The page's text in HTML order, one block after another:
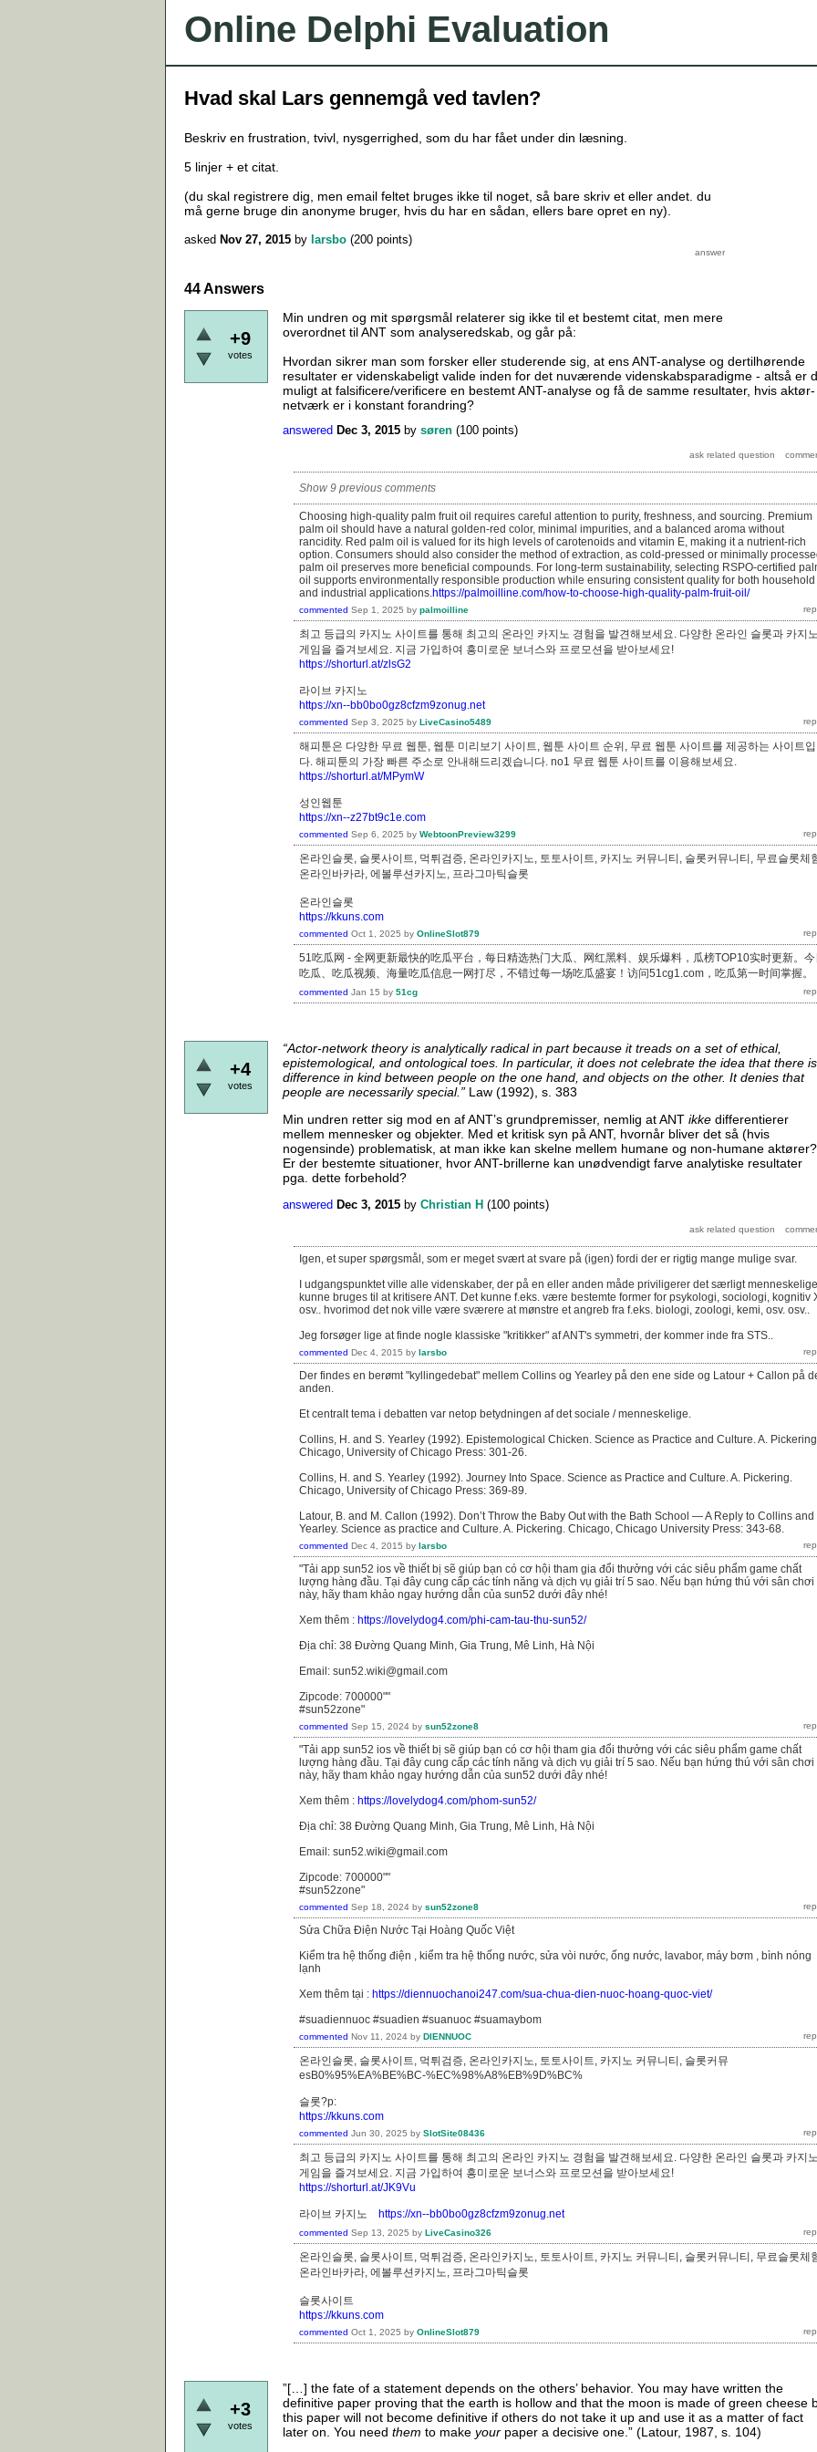
Online Delphi Evaluation
Hvad skal Lars gennemgå ved tavlen?
Beskriv en frustration, tvivl, nysgerrighed, som du har fået under din læsning.
5 linjer + et citat.
(du skal registrere dig, men email feltet bruges ikke til noget, så bare skriv et eller andet. du
må gerne bruge din anonyme bruger, hvis du har en sådan, ellers bare opret en ny).
asked Nov 27, 2015 by larsbo (200 points)
44 Answers
+9
votes
Min undren og mit spørgsmål relaterer sig ikke til et bestemt citat, men mere
overordnet til ANT som analyseredskab, og går på:
Hvordan sikrer man som forsker eller studerende sig, at ens ANT-analyse og dertilhørende
resultater er videnskabeligt valide inden for det nuværende videnskabsparadigme - altså er
muligt at falsificere/verificere en bestemt ANT-analyse og få de samme resultater, hvis aktør-
netværk er i konstant forandring?
answered Dec 3, 2015 by søren (100 points)
Show 9 previous comments
Choosing high-quality palm fruit oil requires careful attention to purity, freshness, and sourcing. Premium
palm oil should have a natural golden-red color, minimal impurities, and a balanced aroma without
rancidity. Red palm oil is valued for its high levels of carotenoids and vitamin E, making it a nutrient-rich
option. Consumers should also consider the method of extraction, as cold-pressed or minimally
palm oil preserves more beneficial compounds. For long-term sustainability, selecting RSPO-certified
oil supports environmentally responsible production while ensuring consistent quality for both household
and industrial applications. https://palmoilline.com/how-to-choose-high-quality-palm-fruit-oil/
commented Sep 1, 2025 by palmoilline
최고 등급의 카지노 사이트를 통해 최고의 온라인 카지노 경험을 발견해보세요. 다양한 온라인 슬롯과 카지노
게임을 즐겨보세요. 지금 가입하여 흥미로운 보너스와 프로모션을 받아보세요!
https://shorturl.at/zlsG2
라이브 카지노
https://xn--bb0bo0gz8cfzm9zonug.net
commented Sep 3, 2025 by LiveCasino5489
해피툰은 다양한 무료 웹툰, 웹툰 미리보기 사이트, 웹툰 사이트 순위, 무료 웹툰 사이트를 제공하는 사이트
다. 해피툰의 가장 빠른 주소로 안내해드리겠습니다. no1 무료 웹툰 사이트를 이용해보세요.
https://shorturl.at/MPymW
성인웹툰
https://xn--z27bt9c1e.com
commented Sep 6, 2025 by WebtoonPreview3299
온라인슬롯, 슬롯사이트, 먹튀검증, 온라인카지노, 토토사이트, 카지노 커뮤니티, 슬롯커뮤니티, 무료슬롯체
온라인바카라, 에볼루션카지노, 프라그마틱슬롯
온라인슬롯
https://kkuns.com
commented Oct 1, 2025 by OnlineSlot879
51吃瓜网 - 全网更新最快的吃瓜平台，每日精选热门大瓜、网红黑料、娱乐爆料，瓜榜TOP10实时更新。今
吃瓜、吃瓜视频、海量吃瓜信息一网打尽，不错过每一场吃瓜盛宴！访问51cg1.com，吃瓜第一时间掌握。
commented Jan 15 by 51cg
+4
votes
“Actor-network theory is analytically radical in part because it treads on a set of ethical,
epistemological, and ontological toes. In particular, it does not celebrate the idea that there
difference in kind between people on the one hand, and objects on the other. It denies that
people are necessarily special.” Law (1992), s. 383
Min undren retter sig mod en af ANT’s grundpremisser, nemlig at ANT ikke differentierer
mellem mennesker og objekter. Med et kritisk syn på ANT, hvornår bliver det så (hvis
nogensinde) problematisk, at man ikke kan skelne mellem humane og non-humane aktører?
Er der bestemte situationer, hvor ANT-brillerne kan unødvendigt farve analytiske resultater
pga. dette forbehold?
answered Dec 3, 2015 by Christian H (100 points)
Igen, et super spørgsmål, som er meget svært at svare på (igen) fordi der er rigtig mange mulige svar.
I udgangspunktet ville alle videnskaber, der på en eller anden måde priviligerer det særligt menneskelige
kunne bruges til at kritisere ANT. Det kunne f.eks. være bestemte former for psykologi, sociologi, kognitiv
osv.. hvorimod det nok ville være sværere at mønstre et angreb fra f.eks. biologi, zoologi, kemi, osv. osv..
Jeg forsøger lige at finde nogle klassiske "kritikker" af ANT's symmetri, der kommer inde fra STS..
commented Dec 4, 2015 by larsbo
Der findes en berømt "kyllingedebat" mellem Collins og Yearley på den ene side og Latour + Callon på
anden.
Et centralt tema i debatten var netop betydningen af det sociale / menneskelige.
Collins, H. and S. Yearley (1992). Epistemological Chicken. Science as Practice and Culture. A. Pickering.
Chicago, University of Chicago Press: 301-26.
Collins, H. and S. Yearley (1992). Journey Into Space. Science as Practice and Culture. A. Pickering.
Chicago, University of Chicago Press: 369-89.
Latour, B. and M. Callon (1992). Don’t Throw the Baby Out with the Bath School — A Reply to Collins and
Yearley. Science as practice and Culture. A. Pickering. Chicago, Chicago University Press: 343-68.
commented Dec 4, 2015 by larsbo
"Tải app sun52 ios về thiết bị sẽ giúp bạn có cơ hội tham gia đổi thưởng với các siêu phẩm game chất
lượng hàng đầu. Tại đây cung cấp các tính năng và dịch vụ giải trí 5 sao. Nếu bạn hứng thú với sân chơi
này, hãy tham khảo ngay hướng dẫn của sun52 dưới đây nhé!
Xem thêm : https://lovelydog4.com/phi-cam-tau-thu-sun52/
Địa chỉ: 38 Đường Quang Minh, Gia Trung, Mê Linh, Hà Nội
Email: sun52.wiki@gmail.com
Zipcode: 700000""
#sun52zone"
commented Sep 15, 2024 by sun52zone8
"Tải app sun52 ios về thiết bị sẽ giúp bạn có cơ hội tham gia đổi thưởng với các siêu phẩm game chất
lượng hàng đầu. Tại đây cung cấp các tính năng và dịch vụ giải trí 5 sao. Nếu bạn hứng thú với sân chơi
này, hãy tham khảo ngay hướng dẫn của sun52 dưới đây nhé!
Xem thêm : https://lovelydog4.com/phom-sun52/
Địa chỉ: 38 Đường Quang Minh, Gia Trung, Mê Linh, Hà Nội
Email: sun52.wiki@gmail.com
Zipcode: 700000""
#sun52zone"
commented Sep 18, 2024 by sun52zone8
Sửa Chữa Điện Nước Tại Hoàng Quốc Việt
Kiểm tra hệ thống điện , kiểm tra hệ thống nước, sửa vòi nước, ống nước, lavabor, máy bơm , bình nóng
lạnh
Xem thêm tại : https://diennuochanoi247.com/sua-chua-dien-nuoc-hoang-quoc-viet/
#suadiennuoc #suadien #suanuoc #suamaybom
commented Nov 11, 2024 by DIENNUOC
온라인슬롯, 슬롯사이트, 먹튀검증, 온라인카지노, 토토사이트, 카지노 커뮤니티, 슬롯커뮤
esB0%95%EA%BE%BC-%EC%98%A8%EB%9D%BC%
슬롯?p:
https://kkuns.com
commented Jun 30, 2025 by SlotSite08436
최고 등급의 카지노 사이트를 통해 최고의 온라인 카지노 경험을 발견해보세요. 다양한 온라인 슬롯과 카지노
게임을 즐겨보세요. 지금 가입하여 흥미로운 보너스와 프로모션을 받아보세요!
https://shorturl.at/JK9Vu
라이브 카지노 https://xn--bb0bo0gz8cfzm9zonug.net
commented Sep 13, 2025 by LiveCasino326
온라인슬롯, 슬롯사이트, 먹튀검증, 온라인카지노, 토토사이트, 카지노 커뮤니티, 슬롯커뮤니티, 무료슬롯체
온라인바카라, 에볼루션카지노, 프라그마틱슬롯
슬롯사이트
https://kkuns.com
commented Oct 1, 2025 by OnlineSlot879
+3
votes
”[…] the fate of a statement depends on the others’ behavior. You may have written the
definitive paper proving that the earth is hollow and that the moon is made of green cheese
this paper will not become definitive if others do not take it up and use it as a matter of fact
later on. You need them to make your paper a decisive one.” (Latour, 1987, s. 104)